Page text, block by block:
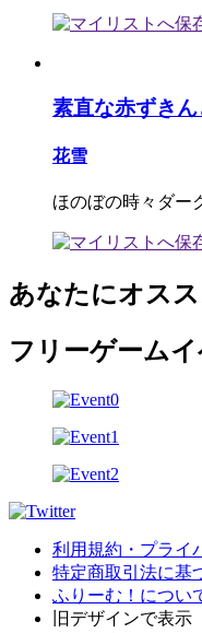
素直な赤ずき
花雪
ほのぼの時々ダー
あなたにオス
フリーゲームイ
利用規約・プライ
特定商取引法に基
ふりーむ！につい
旧デザインで表示